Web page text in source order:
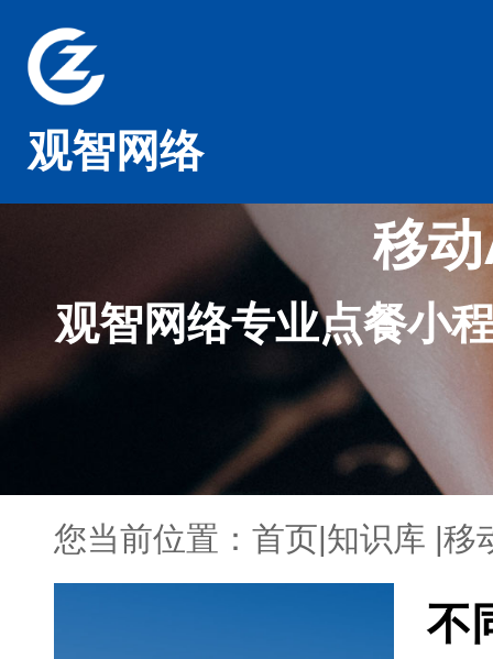
观智网络
移
观智网络专业点餐小
您当前位置： 首页|知识库 |移
不